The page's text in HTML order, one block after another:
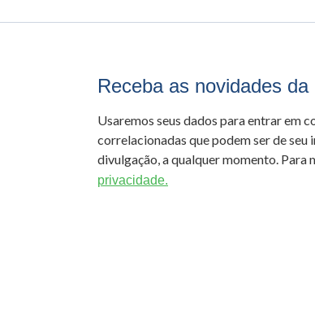
Receba as novidades da
Usaremos seus dados para entrar em
correlacionadas que podem ser de seu
divulgação, a qualquer momento. Para
privacidade.